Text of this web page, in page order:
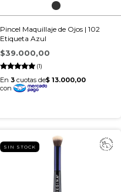
Pincel Maquillaje de Ojos | 102
Etiqueta Azul
(1)
$39.000,00
SIN STOCK